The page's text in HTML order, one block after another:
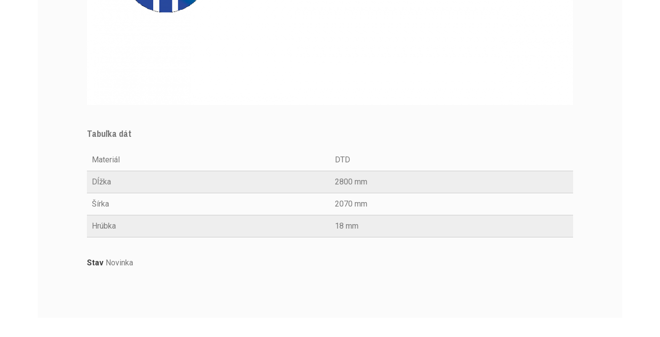
Tabuľka dát
Materiál DTD
Dĺžka 2800 mm
Šírka 2070 mm
Hrúbka 18 mm
Stav Novinka